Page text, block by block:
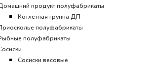
продукт полуфабрикаты
Котлетная группа ДП
полуфабрикаты
полуфабрикаты
Сосиски весовые